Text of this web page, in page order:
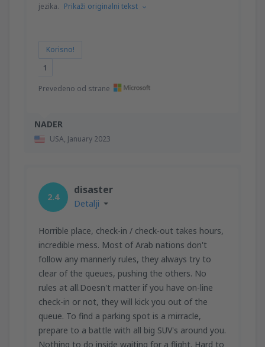
NADER
USA, January 2023
jezika. Prikaži originalni tekst
Korisno!
1
Prevedeno od strane
2.4
disaster
Detalji
Horrible place, check-in / check-out takes hours,
incredible mess. Most of Arab nations don't
follow any mannerly rules, they always try to
clear of the queues, pushing the others. No
rules at all.Doesn't matter if you have on-line
check-in or not, they will kick you out of the
queue. To find a parking spot is a mirracle,
prepare to a battle with all big SUV's around you.
Nothing to do inside waiting for a flight. Hard to